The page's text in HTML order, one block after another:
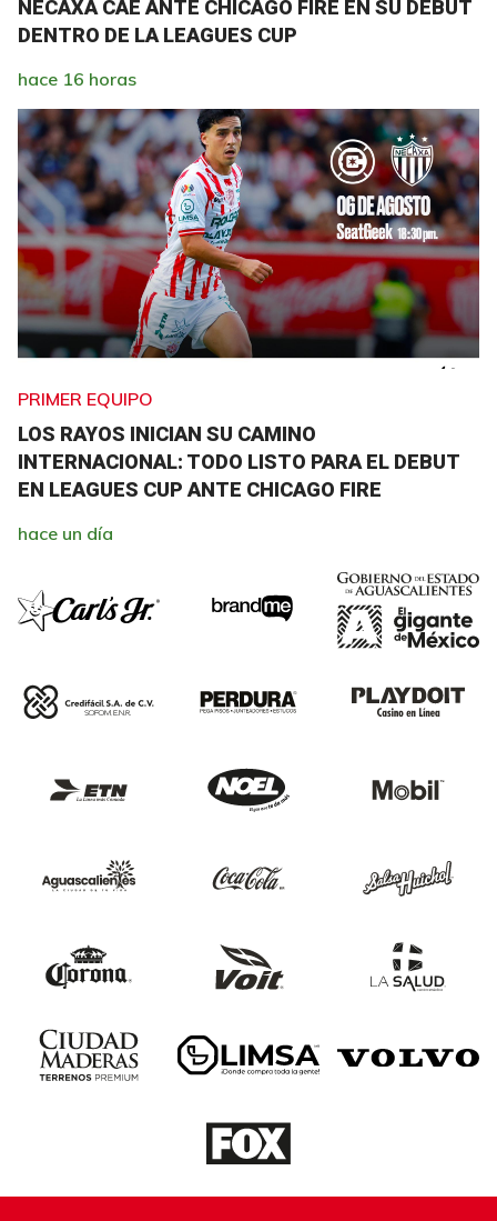
NECAXA CAE ANTE CHICAGO FIRE EN SU DEBUT
DENTRO DE LA LEAGUES CUP
hace 16 horas
PRIMER EQUIPO
LOS RAYOS INICIAN SU CAMINO
INTERNACIONAL: TODO LISTO PARA EL DEBUT
EN LEAGUES CUP ANTE CHICAGO FIRE
hace un día